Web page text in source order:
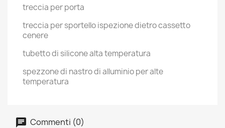
treccia per porta
treccia per sportello ispezione dietro cassetto
cenere
tubetto di silicone alta temperatura
spezzone di nastro di alluminio per alte
temperatura
Commenti (0)